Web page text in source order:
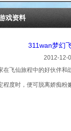
戏资料
311wan梦幻
2012-12-
飞仙旅程中的好伙伴和
程度时，便可脱离娇痴